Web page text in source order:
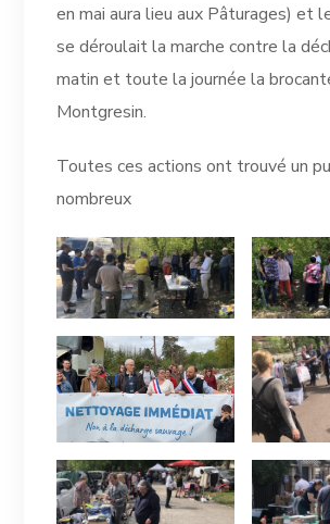
en mai aura lieu aux Pâturages) et
se déroulait la marche contre la
matin et toute la journée la
Montgresin.
Toutes ces actions ont trouvé un
nombreux